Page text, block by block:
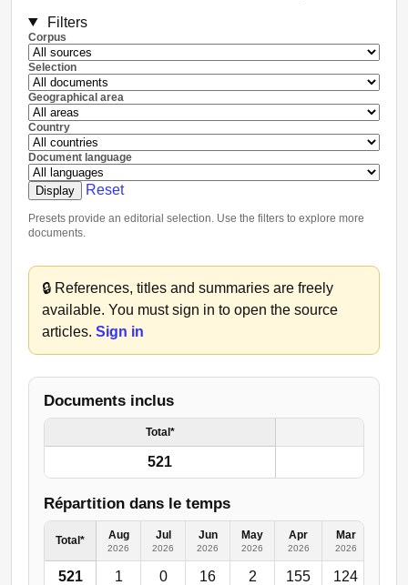
Filters
Corpus
Selection
Geographical area
Country
Document language
Display Reset
Presets provide an editorial selection. Use the filters to explore more
documents.
🔒 References, titles and summaries are freely
available. You must sign in to open the source
articles. Sign in
Documents inclus
Total*
521
Répartition dans le temps
Total* Aug
2026
Jul
2026
Jun
2026
May
2026
Apr
2026
Mar
2026
521 1 0 16 2 155 124